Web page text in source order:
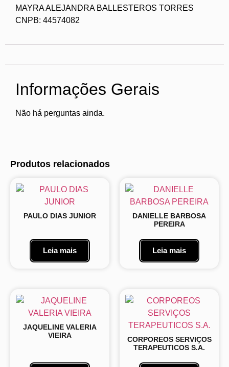
MAYRA ALEJANDRA BALLESTEROS TORRES
CNPB: 44574082
Informações Gerais
Não há perguntas ainda.
Produtos relacionados
PAULO DIAS JUNIOR
Leia mais
DANIELLE BARBOSA
PEREIRA
Leia mais
JAQUELINE VALERIA
VIEIRA
CORPOREOS SERVIÇOS
TERAPEUTICOS S.A.